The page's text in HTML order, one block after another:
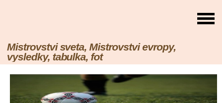
Mistrovstvi sveta, Mistrovstvi evropy,
vysledky, tabulka, fot